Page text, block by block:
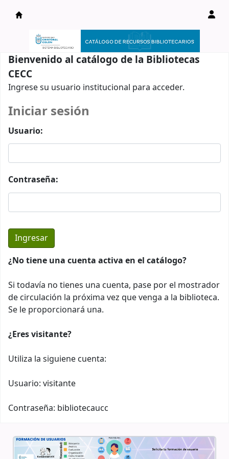
Catálogo en línea
Bienvenido al catálogo de la Bibliotecas
CECC
Ingrese su usuario institucional para acceder.
Iniciar sesión
Usuario:
Contraseña:
¿No tiene una cuenta activa en el catálogo?
Si todavía no tienes una cuenta, pase por el mostrador
de circulación la próxima vez que venga a la biblioteca.
Se le proporcionará una.
¿Eres visitante?
Utiliza la siguiene cuenta:
Usuario: visitante
Contraseña: bibliotecaucc